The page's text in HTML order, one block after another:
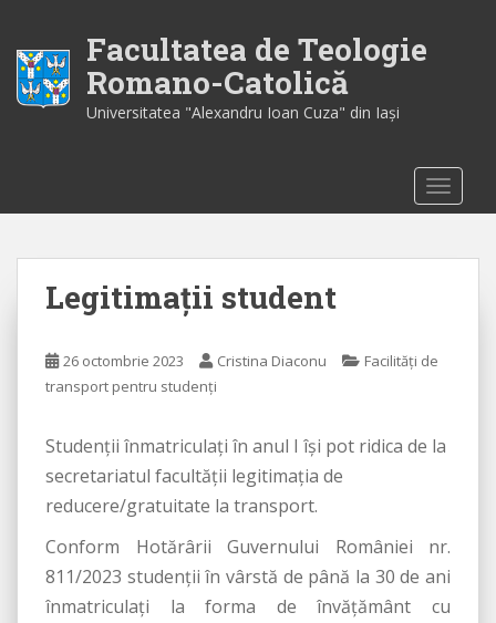
i
Facultatea de Teologie
Romano-Catolică
Universitatea "Alexandru Ioan Cuza" din Iaşi
Legitimații student
26 octombrie 2023 Cristina Diaconu
Facilități de
transport pentru studenți
Studenții înmatriculați în anul I își pot ridica de la
secretariatul facultății legitimația de
reducere/gratuitate la transport.
Conform Hotărârii Guvernului României nr.
811/2023 studenții în vârstă de până la 30 de ani
înmatriculați la forma de învățământ cu